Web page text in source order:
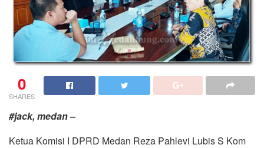
0
SHARES
#jack, medan –
Ketua Komisi I DPRD Medan Reza Pahlevi Lubis S Kom